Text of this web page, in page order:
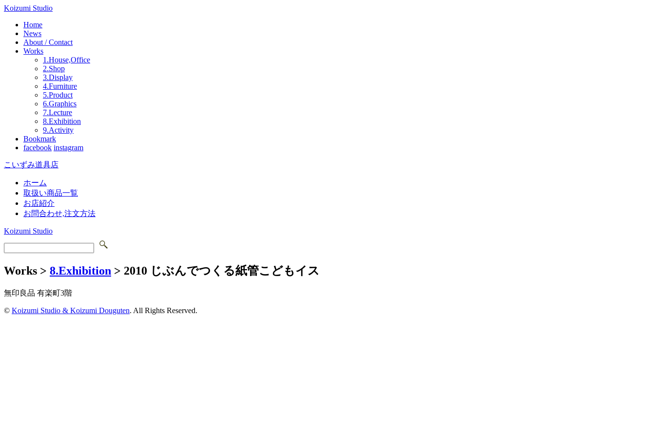
Koizumi Studio
Home
News
About / Contact
Works
1.House,Office
2.Shop
3.Display
4.Furniture
5.Product
6.Graphics
7.Lecture
8.Exhibition
9.Activity
Bookmark
facebook instagram
こいずみ道具店
ホーム
取扱い商品一覧
お店紹介
お問合わせ,注文方法
Koizumi Studio
Works > 8.Exhibition > 2010 じぶんでつくる紙管こどもイス
無印良品 有楽町3階
© Koizumi Studio & Koizumi Douguten. All Rights Reserved.